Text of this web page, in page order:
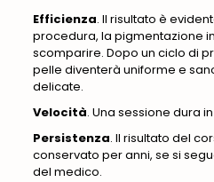
Efficienza. Il risultato è
procedura, la pigmentazione
scomparire. Dopo un ciclo di
pelle diventerà uniforme e
delicate.
Velocità. Una sessione dura
Persistenza. Il risultato del
conservato per anni, se si
del medico.